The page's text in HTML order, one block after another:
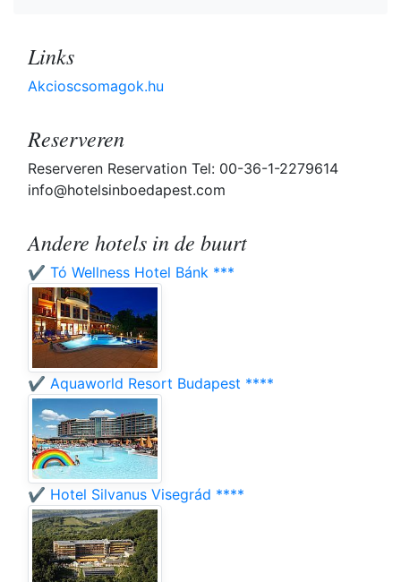
Links
Akcioscsomagok.hu
Reserveren
Reserveren Reservation Tel: 00-36-1-2279614
info@hotelsinboedapest.com
Andere hotels in de buurt
✔️ Tó Wellness Hotel Bánk ***
✔️ Aquaworld Resort Budapest ****
✔️ Hotel Silvanus Visegrád ****